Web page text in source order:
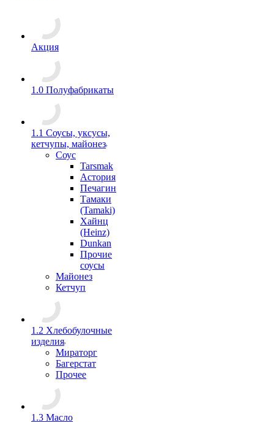
Акция
1.0 Полуфабрикаты
1.1 Соусы, уксусы,
кетчупы, майонез
Соус
Tarsmak
Астория
Печагин
Тамаки
(Tamaki)
Хайнц
(Heinz)
Dunkan
Прочие
соусы
Майонез
Кетчуп
1.2 Хлебобулочные
изделия
Мираторг
Багерстат
Прочее
1.3 Масло